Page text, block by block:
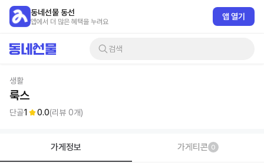
동네선물 동선
앱에서 더 많은 혜택을 누려요
앱 열기
검색
생활
룩스
단골1 0.0(리뷰 0개)
가게정보 가게티콘 0